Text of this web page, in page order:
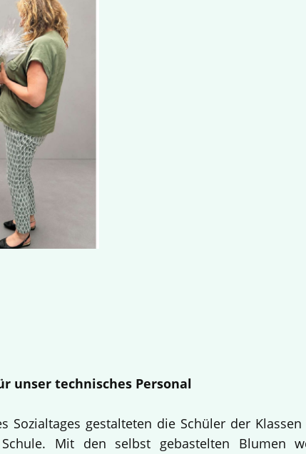
unser technisches Personal
Sozialtages gestalteten die Schüler der
Schule. Mit den selbst gebastelten Blumen